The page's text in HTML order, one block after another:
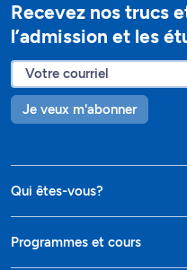
Recevez nos trucs
l’admission et les
Je veux m'abonner
Qui êtes-vous?
Programmes et cours